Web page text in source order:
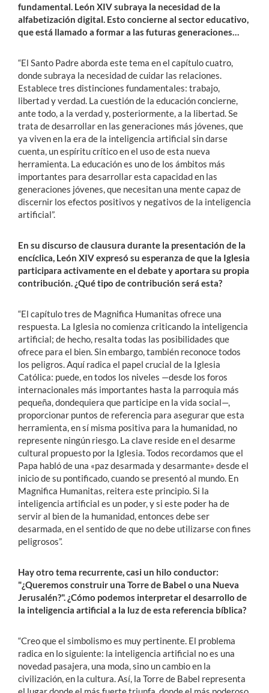
fundamental. León XIV subraya la necesidad de la
alfabetización digital. Esto concierne al sector educativo,
que está llamado a formar a las futuras generaciones…
“El Santo Padre aborda este tema en el capítulo cuatro,
donde subraya la necesidad de cuidar las relaciones.
Establece tres distinciones fundamentales: trabajo,
libertad y verdad. La cuestión de la educación concierne,
ante todo, a la verdad y, posteriormente, a la libertad. Se
trata de desarrollar en las generaciones más jóvenes, que
ya viven en la era de la inteligencia artificial sin darse
cuenta, un espíritu crítico en el uso de esta nueva
herramienta. La educación es uno de los ámbitos más
importantes para desarrollar esta capacidad en las
generaciones jóvenes, que necesitan una mente capaz de
discernir los efectos positivos y negativos de la inteligencia
artificial”.
En su discurso de clausura durante la presentación de la
encíclica, León XIV expresó su esperanza de que la Iglesia
participara activamente en el debate y aportara su propia
contribución. ¿Qué tipo de contribución será esta?
“El capítulo tres de Magnifica Humanitas ofrece una
respuesta. La Iglesia no comienza criticando la inteligencia
artificial; de hecho, resalta todas las posibilidades que
ofrece para el bien. Sin embargo, también reconoce todos
los peligros. Aquí radica el papel crucial de la Iglesia
Católica: puede, en todos los niveles —desde los foros
internacionales más importantes hasta la parroquia más
pequeña, dondequiera que participe en la vida social—,
proporcionar puntos de referencia para asegurar que esta
herramienta, en sí misma positiva para la humanidad, no
represente ningún riesgo. La clave reside en el desarme
cultural propuesto por la Iglesia. Todos recordamos que el
Papa habló de una «paz desarmada y desarmante» desde el
inicio de su pontificado, cuando se presentó al mundo. En
Magnifica Humanitas, reitera este principio. Si la
inteligencia artificial es un poder, y si este poder ha de
servir al bien de la humanidad, entonces debe ser
desarmada, en el sentido de que no debe utilizarse con fines
peligrosos”.
Hay otro tema recurrente, casi un hilo conductor:
"¿Queremos construir una Torre de Babel o una Nueva
Jerusalén?". ¿Cómo podemos interpretar el desarrollo de
la inteligencia artificial a la luz de esta referencia bíblica?
“Creo que el simbolismo es muy pertinente. El problema
radica en lo siguiente: la inteligencia artificial no es una
novedad pasajera, una moda, sino un cambio en la
civilización, en la cultura. Así, la Torre de Babel representa